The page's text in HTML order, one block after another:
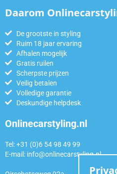
Daarom
De grootste in styling
Ruim 18 jaar ervaring
Afhalen mogelijk
Gratis ruilen
Scherpste prijzen
Veilig betalen
Volledige garantie
Deskundige helpdesk
Onlinecarstyling.nl
Tel: +31 (0)6 54 98 49 99
E-mail: info@onlinecarstyling.nl